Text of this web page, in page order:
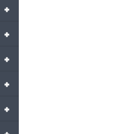
+
+
+
+
+